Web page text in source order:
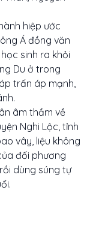
hiệp ước
Á đồng văn
sinh ra khỏi
Du ở trong
trấn áp mạnh,
âm thầm về
Nghi Lộc, tỉnh
vây, liệu không
đối phương
dùng súng tự